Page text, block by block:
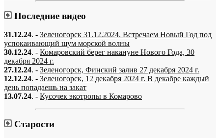
Последние видео
31.12.24. - Зеленогорск 31.12.2024. Встречаем Новый Год под
успокаивающий шум морской волны
30.12.24. - Комаровский берег накануне Нового Года, 30
декабря 2024 г.
27.12.24. - Зеленогорск, Финский залив 27 декабря 2024 г.
12.12.24. - Зеленогорск, 12 декабря 2024 г. В декабре каждый
день попадаешь на закат
13.07.24. - Кусочек экотропы в Комарово
Старости